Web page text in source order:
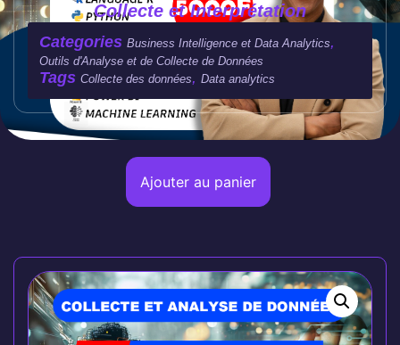
Collecte et Interprétation
Categories Business Intelligence et Data Analytics,
Outils d'Analyse et de Collecte de Données
Tags Collecte des données, Data analytics
Ajouter au panier